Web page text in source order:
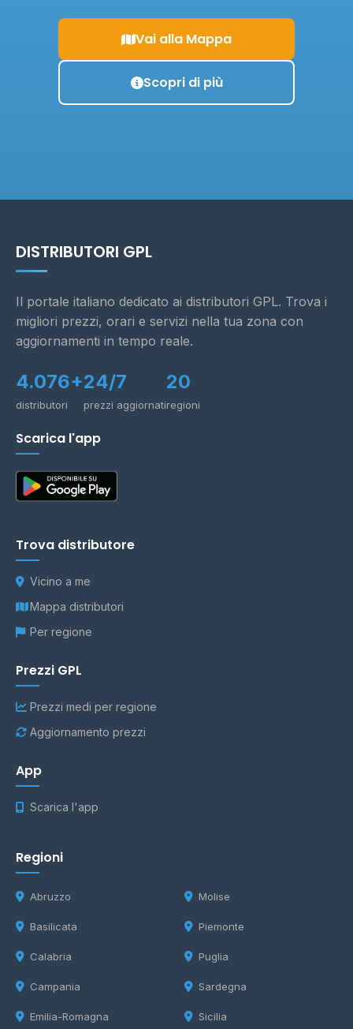
Vai alla Mappa
Scopri di più
DISTRIBUTORI GPL
Il portale italiano dedicato ai distributori GPL. Trova i
migliori prezzi, orari e servizi nella tua zona con
aggiornamenti in tempo reale.
4.076+
distributori
24/7
prezzi aggiornati
20
regioni
Scarica l'app
Trova distributore
Vicino a me
Mappa distributori
Per regione
Prezzi GPL
Prezzi medi per regione
Aggiornamento prezzi
App
Scarica l'app
Regioni
Abruzzo
Basilicata
Calabria
Campania
Emilia-Romagna
Molise
Piemonte
Puglia
Sardegna
Sicilia